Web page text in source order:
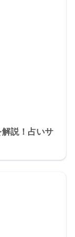
説！占いサ